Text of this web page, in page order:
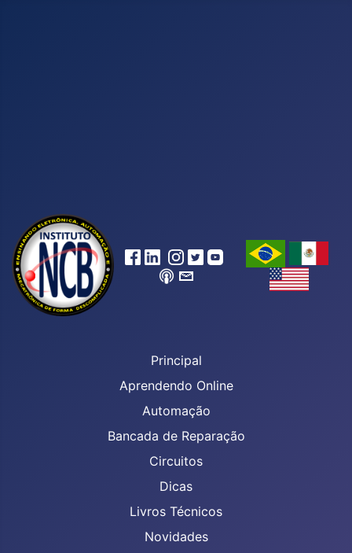
Principal
Aprendendo Online
Automação
Bancada de Reparação
Circuitos
Dicas
Livros Técnicos
Novidades